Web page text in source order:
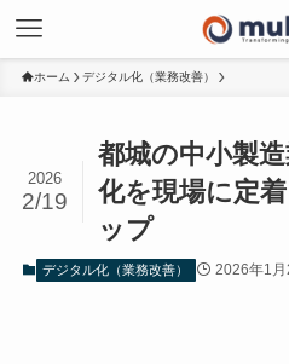
ホーム デジタル化（業務改善）
都城の中小製
化を現場に定
ップ
2026
2/19
デジタル化（業務改善） 2026年1月